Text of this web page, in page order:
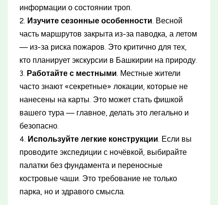
информации о состоянии троп.
2. Изучите сезонные особенности. Весной
часть маршрутов закрыта из-за паводка, а летом
— из-за риска пожаров. Это критично для тех,
кто планирует экскурсии в Башкирии на природу.
3. Работайте с местными. Местные жители
часто знают «секретные» локации, которые не
нанесены на карты. Это может стать фишкой
вашего тура — главное, делать это легально и
безопасно.
4. Используйте легкие конструкции. Если вы
проводите экспедиции с ночёвкой, выбирайте
палатки без фундамента и переносные
костровые чаши. Это требование не только
парка, но и здравого смысла.